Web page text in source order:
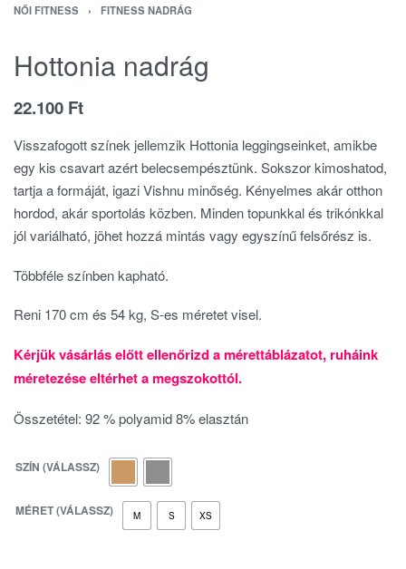
NŐI FITNESS › FITNESS NADRÁG
Hottonia nadrág
22.100 Ft
Visszafogott színek jellemzik Hottonia leggingseinket, amikbe
egy kis csavart azért belecsempésztünk. Sokszor kimoshatod,
tartja a formáját, igazi Vishnu minőség. Kényelmes akár otthon
hordod, akár sportolás közben. Minden topunkkal és trikónkkal
jól variálható, jöhet hozzá mintás vagy egyszínű felsőrész is.
Többféle színben kapható.
Reni 170 cm és 54 kg, S-es méretet visel.
Kérjük vásárlás előtt ellenőrizd a mérettáblázatot, ruháink
méretezése eltérhet a megszokottól.
Összetétel: 92 % polyamid 8% elasztán
SZÍN (VÁLASSZ)
MÉRET (VÁLASSZ) M S XS